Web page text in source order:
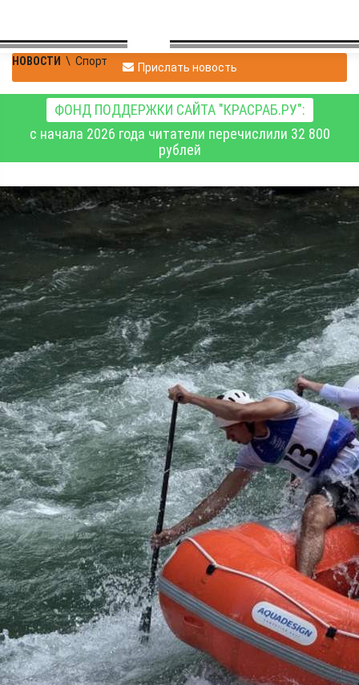
НОВОСТИ \ Спорт Прислать новость
ФОНД ПОДДЕРЖКИ САЙТА "КРАСРАБ.РУ":
с начала 2026 года читатели перечислили 32 800
рублей
Команда «Енисеюшка»
стала чемпионом
Европы по рафтингу
Спорт
01.06.2026 09:32428